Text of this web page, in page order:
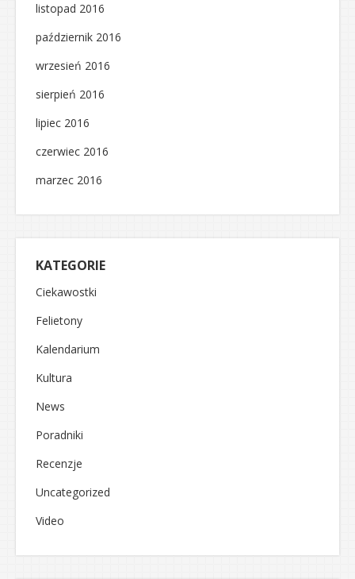
listopad 2016
październik 2016
wrzesień 2016
sierpień 2016
lipiec 2016
czerwiec 2016
marzec 2016
KATEGORIE
Ciekawostki
Felietony
Kalendarium
Kultura
News
Poradniki
Recenzje
Uncategorized
Video